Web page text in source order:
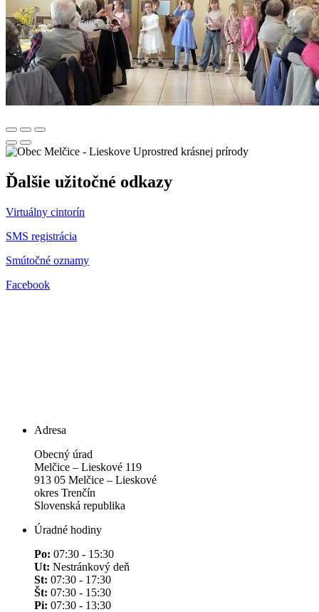
Uprostred krásnej prírody
Ďalšie užitočné odkazy
Virtuálny cintorín
SMS registrácia
Smútočné oznamy
Facebook
Adresa
Obecný úrad
Melčice – Lieskové 119
913 05 Melčice – Lieskové
okres Trenčín
Slovenská republika
Úradné hodiny
Po: 07:30 - 15:30
Ut: Nestránkový deň
St: 07:30 - 17:30
Št: 07:30 - 15:30
Pi: 07:30 - 13:30